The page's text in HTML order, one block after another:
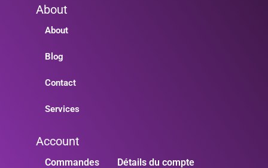
About
About
Blog
Contact
Services
Account
Commandes Détails du compte